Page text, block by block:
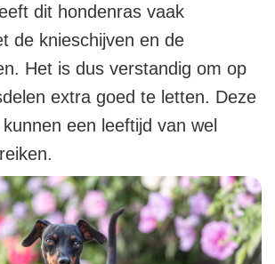
dit hondenras vaak
de knieschijven en de
Het is dus verstandig om op
extra goed te letten. Deze
een leeftijd van wel